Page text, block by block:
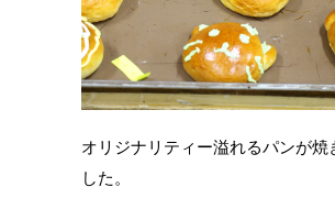
オリジナリティー溢れるパンが焼
した。